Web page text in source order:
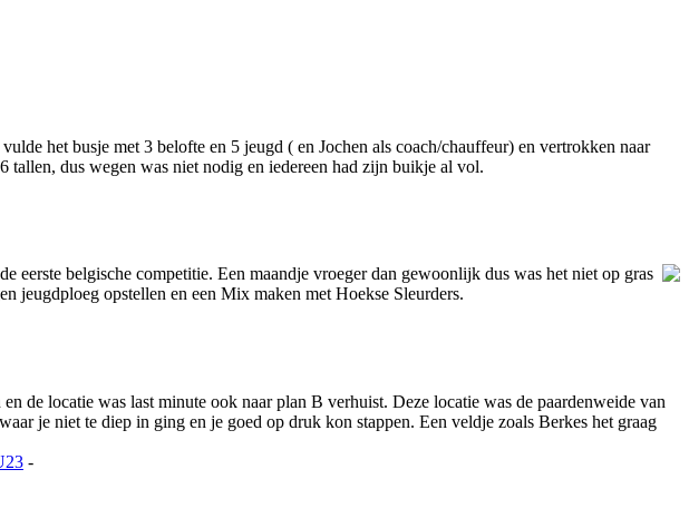
het busje met 3 belofte en 5 jeugd ( en Jochen als coach/chauffeur) en vertrokken naar
dus wegen was niet nodig en iedereen had zijn buikje al vol.
eerste belgische competitie. Een maandje vroeger dan gewoonlijk dus was het niet op gras
jeugdploeg opstellen en een Mix maken met Hoekse Sleurders.
de locatie was last minute ook naar plan B verhuist. Deze locatie was de paardenweide van
je niet te diep in ging en je goed op druk kon stappen. Een veldje zoals Berkes het graag
-